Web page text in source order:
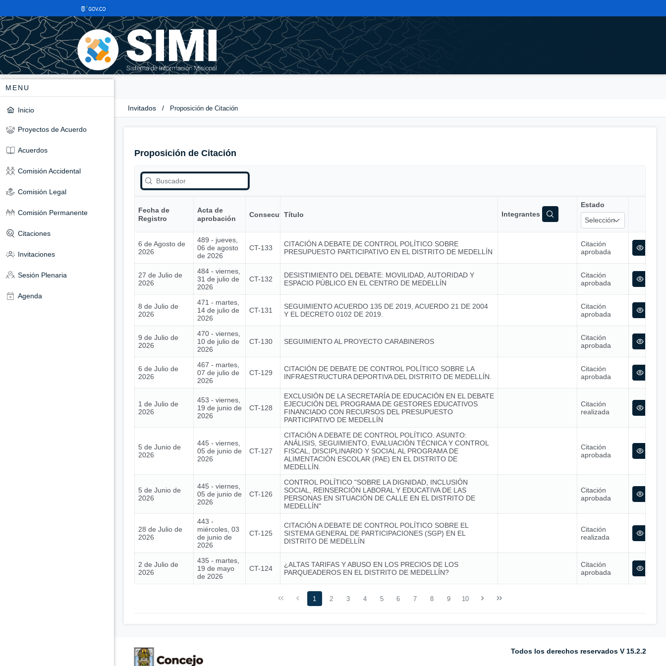
MENU
Inicio
Proyectos de Acuerdo
Acuerdos
Comisión Accidental
Comisión Legal
Comisión Permanente
Citaciones
Invitaciones
Sesión Plenaria
Agenda
Invitados / Proposición de Citación
Proposición de Citación
Fecha de
Registro
Acta de
aprobación
ConsecutivoTítulo Integrantes
Estado
Selección
6 de Agosto de
2026
489 - jueves,
06 de agosto
de 2026
CT-133
CITACIÓN A DEBATE DE CONTROL POLÍTICO SOBRE
PRESUPUESTO PARTICIPATIVO EN EL DISTRITO DE MEDELLÍN
Citación
aprobada
27 de Julio de
2026
484 - viernes,
31 de julio de
2026
CT-132
DESISTIMIENTO DEL DEBATE: MOVILIDAD, AUTORIDAD Y
ESPACIO PÚBLICO EN EL CENTRO DE MEDELLÍN
Citación
aprobada
8 de Julio de
2026
471 - martes,
14 de julio de
2026
CT-131
SEGUIMIENTO ACUERDO 135 DE 2019, ACUERDO 21 DE 2004
Y EL DECRETO 0102 DE 2019.
Citación
aprobada
9 de Julio de
2026
470 - viernes,
10 de julio de
2026
CT-130 SEGUIMIENTO AL PROYECTO CARABINEROS
Citación
aprobada
6 de Julio de
2026
467 - martes,
07 de julio de
2026
CT-129
CITACIÓN DE DEBATE DE CONTROL POLÍTICO SOBRE LA
INFRAESTRUCTURA DEPORTIVA DEL DISTRITO DE MEDELLÍN.
Citación
aprobada
1 de Julio de
2026
453 - viernes,
19 de junio de
2026
CT-128
EXCLUSIÓN DE LA SECRETARÍA DE EDUCACIÓN EN EL DEBATE
EJECUCIÓN DEL PROGRAMA DE GESTORES EDUCATIVOS
FINANCIADO CON RECURSOS DEL PRESUPUESTO
PARTICIPATIVO DE MEDELLÍN
Citación
realizada
5 de Junio de
2026
445 - viernes,
05 de junio de
2026
CT-127
CITACIÓN A DEBATE DE CONTROL POLÍTICO. ASUNTO:
ANÁLISIS, SEGUIMIENTO, EVALUACIÓN TÉCNICA Y CONTROL
FISCAL, DISCIPLINARIO Y SOCIAL AL PROGRAMA DE
ALIMENTACIÓN ESCOLAR (PAE) EN EL DISTRITO DE
MEDELLÍN.
Citación
aprobada
5 de Junio de
2026
445 - viernes,
05 de junio de
2026
CT-126
CONTROL POLÍTICO "SOBRE LA DIGNIDAD, INCLUSIÓN
SOCIAL, REINSERCIÓN LABORAL Y EDUCATIVA DE LAS
PERSONAS EN SITUACIÓN DE CALLE EN EL DISTRITO DE
MEDELLÍN"
Citación
aprobada
28 de Julio de
2026
443 -
miércoles, 03
de junio de
2026
CT-125
CITACIÓN A DEBATE DE CONTROL POLÍTICO SOBRE EL
SISTEMA GENERAL DE PARTICIPACIONES (SGP) EN EL
DISTRITO DE MEDELLÍN
Citación
realizada
2 de Julio de
2026
435 - martes,
19 de mayo
de 2026
CT-124
¿ALTAS TARIFAS Y ABUSO EN LOS PRECIOS DE LOS
PARQUEADEROS EN EL DISTRITO DE MEDELLÍN?
Citación
aprobada
1 2 3 4 5 6 7 8 9 10
Todos los derechos reservados V 15.2.2